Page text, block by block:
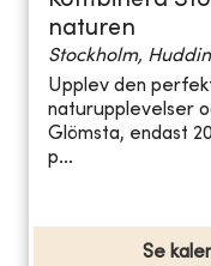
naturen
Stockholm,
Upplev den
naturupplevelser
Glömsta, endast
p...
Se